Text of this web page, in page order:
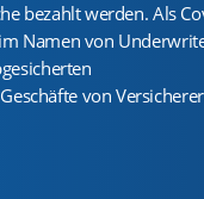
bezahlt werden. Als
Namen von
von